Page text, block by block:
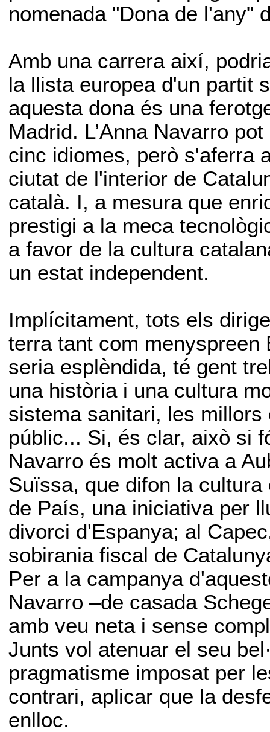
nomenada "Dona de l'any"
Amb una carrera així,
la llista europea d'un partit
aquesta dona és una
Madrid. L’Anna Navarro
cinc idiomes, però s'aferra
ciutat de l'interior de
català. I, a mesura que
prestigi a la meca
a favor de la cultura
un estat independent.
Implícitament, tots els
terra tant com menyspreen
seria esplèndida, té gent
una història i una cultura
sistema sanitari, les
públic... Si, és clar, això si
Navarro és molt activa a
Suïssa, que difon la
de País, una iniciativa per
divorci d'Espanya; al
sobirania fiscal de
Per a la campanya
Navarro –de casada
amb veu neta i sense
Junts vol atenuar el seu
pragmatisme imposat per
contrari, aplicar que la
enlloc.